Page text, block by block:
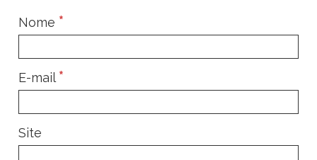
Nome *
E-mail *
Site